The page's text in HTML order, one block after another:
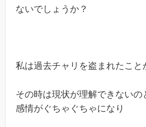
ないでしょうか？
私は過去チャリを盗まれたこと
その時は現状が理解できないの
感情がぐちゃぐちゃになり